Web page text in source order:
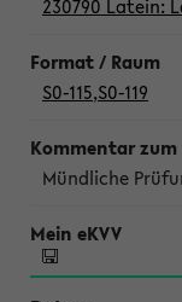
230790 Latein:
S0-115,S0-119
Mündliche